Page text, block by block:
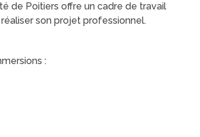
de Poitiers offre un cadre de travail
son projet professionnel.
: